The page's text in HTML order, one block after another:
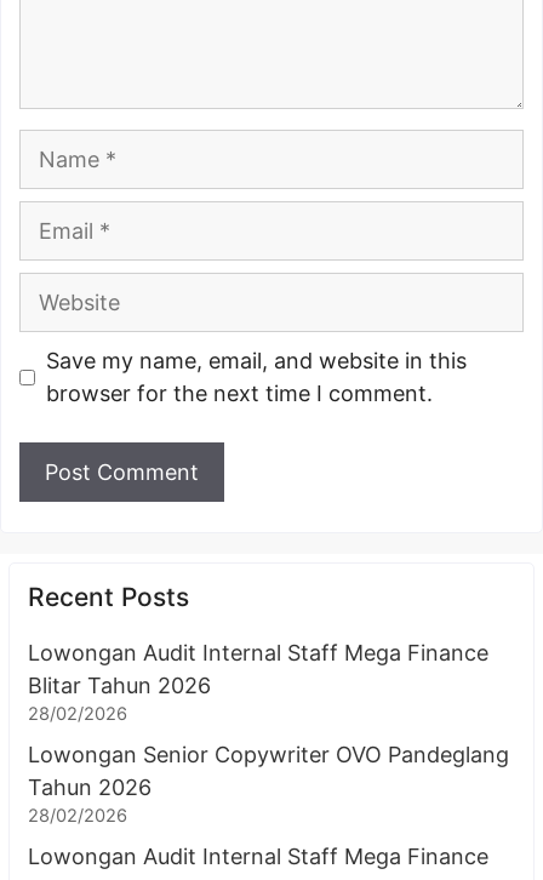
Website
Save my name, email, and website in this
browser for the next time I comment.
Recent Posts
Lowongan Audit Internal Staff Mega Finance
Blitar Tahun 2026
28/02/2026
Lowongan Senior Copywriter OVO Pandeglang
Tahun 2026
28/02/2026
Lowongan Audit Internal Staff Mega Finance